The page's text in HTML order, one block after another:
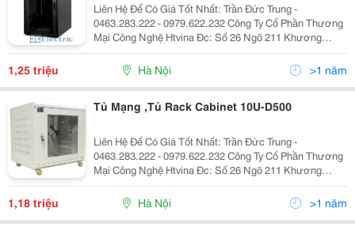
Liên Hệ Để Có Giá Tốt Nhất: Trần Đức Trung -
0463.283.222 - 0979.622.232 Công Ty Cổ Phần Thương
Mại Công Nghệ Htvina Đc: Số 26 Ngõ 211 Khương
Trung &Ndash; Thanh Xuân &Ndash; Hà Nội Yahoo
:Htvinakd3 Http ://Www.sieuthiht.com Trụ Sở Chính:
1,25 triệu Hà Nội >1 năm
Tủ Mạng ,Tủ Rack Cabinet 10U-D500
Liên Hệ Để Có Giá Tốt Nhất: Trần Đức Trung -
0463.283.222 - 0979.622.232 Công Ty Cổ Phần Thương
Mại Công Nghệ Htvina Đc: Số 26 Ngõ 211 Khương
Trung &Ndash; Thanh Xuân &Ndash; Hà Nội Yahoo
:Htvinakd3 Http ://Www.sieuthiht.com Trụ Sở Chính:
1,18 triệu Hà Nội >1 năm